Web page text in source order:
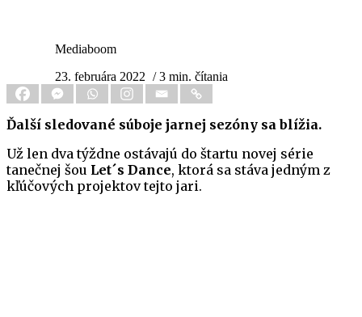
Mediaboom
23. februára 2022 / 3 min. čítania
Ďalší sledované súboje jarnej sezóny sa blížia.
Už len dva týždne ostávajú do štartu novej série
tanečnej šou Let´s Dance, ktorá sa stáva jedným z
kľúčových projektov tejto jari.